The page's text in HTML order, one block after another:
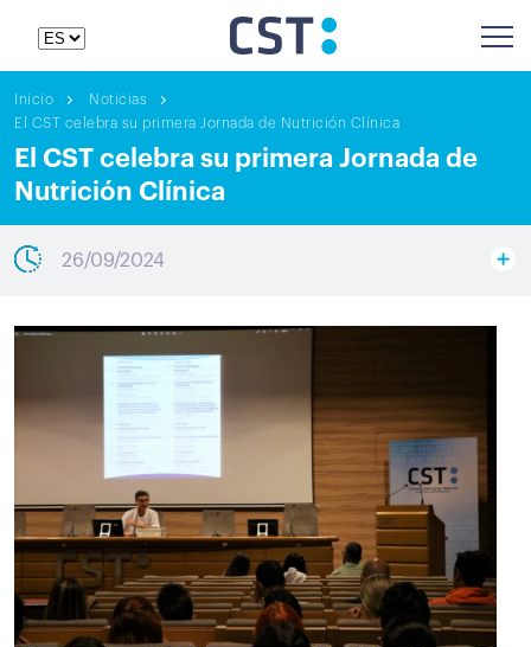
Inicio
Noticias
El CST celebra su primera Jornada de Nutrición Clínica
El CST celebra su primera Jornada de
Nutrición Clínica
26/09/2024